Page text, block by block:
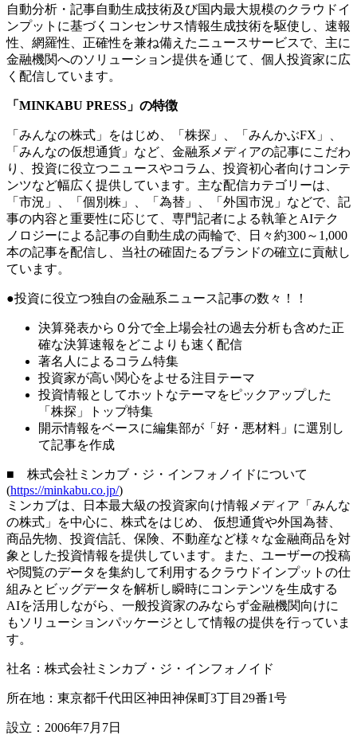
自動分析・記事自動生成技術及び国内最大規模のクラウドイ
ンプットに基づくコンセンサス情報生成技術を駆使し、速報
性、網羅性、正確性を兼ね備えたニュースサービスで、主に
金融機関へのソリューション提供を通じて、個人投資家に広
く配信しています。
「MINKABU PRESS」の特徴
「みんなの株式」をはじめ、「株探」、「みんかぶFX」、
「みんなの仮想通貨」など、金融系メディアの記事にこだわ
り、投資に役立つニュースやコラム、投資初心者向けコンテ
ンツなど幅広く提供しています。主な配信カテゴリーは、
「市況」、「個別株」、「為替」、「外国市況」などで、記
事の内容と重要性に応じて、専門記者による執筆とAIテク
ノロジーによる記事の自動生成の両輪で、日々約300～1,000
本の記事を配信し、当社の確固たるブランドの確立に貢献し
ています。
●投資に役立つ独自の金融系ニュース記事の数々！！
決算発表から０分で全上場会社の過去分析も含めた正
確な決算速報をどこよりも速く配信
著名人によるコラム特集
投資家が高い関心をよせる注目テーマ
投資情報としてホットなテーマをピックアップした
「株探」トップ特集
開示情報をベースに編集部が「好・悪材料」に選別し
て記事を作成
■ 株式会社ミンカブ・ジ・インフォノイドについて
(https://minkabu.co.jp/)
ミンカブは、日本最大級の投資家向け情報メディア「みんな
の株式」を中心に、株式をはじめ、 仮想通貨や外国為替、
商品先物、投資信託、保険、不動産など様々な金融商品を対
象とした投資情報を提供しています。また、ユーザーの投稿
や閲覧のデータを集約して利用するクラウドインプットの仕
組みとビッグデータを解析し瞬時にコンテンツを生成する
AIを活用しながら、一般投資家のみならず金融機関向けに
もソリューションパッケージとして情報の提供を行っていま
す。
社名：株式会社ミンカブ・ジ・インフォノイド
所在地：東京都千代田区神田神保町3丁目29番1号
設立：2006年7月7日